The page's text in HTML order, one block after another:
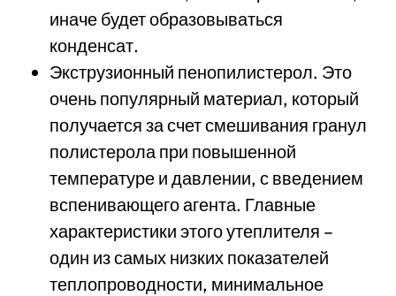
иначе будет образовываться
конденсат.
Экструзионный пенопилистерол. Это
очень популярный материал, который
получается за счет смешивания гранул
полистерола при повышенной
температуре и давлении, с введением
вспенивающего агента. Главные
характеристики этого утеплителя –
один из самых низких показателей
теплопроводности, минимальное